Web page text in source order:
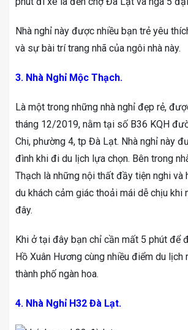
Nhà nghỉ này được nhiều bạn trẻ yêu
và sự bài trí trang nhã của ngôi nhà này.
3. Nhà Nghỉ Mộc Thạch.
Là một trong những nhà nghỉ đẹp rẻ,
tháng 12/2019, nằm tại số B36 KQH
Chi, phường 4, tp Đà Lạt. Nhà nghỉ này
đình khi đi du lịch lựa chọn. Bên trong
Thạch là những nội thất đầy tiện nghi và
du khách cảm giác thoải mái dễ chịu khi
đây.
Khi ở tại đây bạn chỉ cần mất 5 phút để
Hồ Xuân Hương cùng nhiều điểm du lịch
thành phố ngàn hoa.
4. Nhà Nghỉ H32 Đà Lạt.